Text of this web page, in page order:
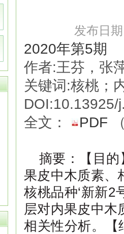
发布日
2020年第5期
作者:王芬，张
关键词:核桃；
DOI:10.13925/
全文：
PDF
摘要 ：
【目
果皮中木质素、
核桃品种‘新新2
层对内果皮中木
相关性分析。【